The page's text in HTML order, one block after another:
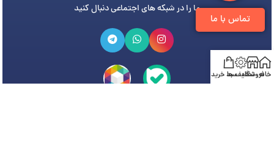
تماس با ما
ما را در شبکه های اجتماعی دنبال کنید
خانهفروشگاه
تخفیف هاسبد خرید